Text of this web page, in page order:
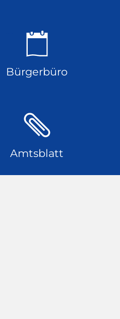
Bürgerbüro
Amtsblatt